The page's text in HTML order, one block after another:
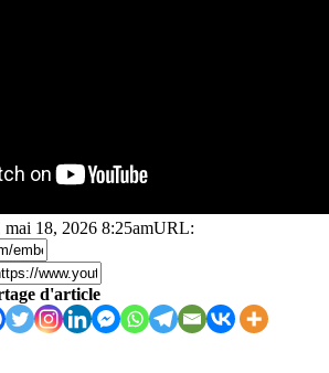
mai 18, 2026 8:25amURL:
d'article